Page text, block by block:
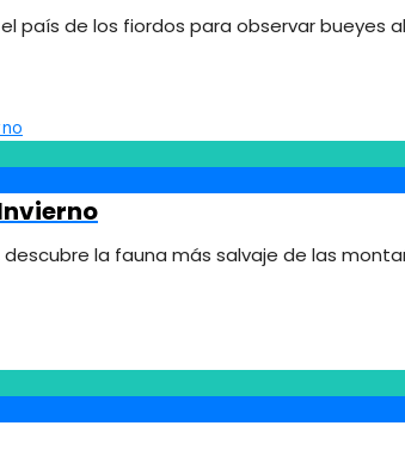
país de los fiordos para observar bueyes
descubre la fauna más salvaje de las